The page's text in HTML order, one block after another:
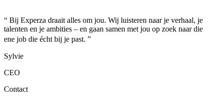
“ Bij Experza draait alles om jou. Wij luisteren naar je verhaal, je
talenten en je ambities – en gaan samen met jou op zoek naar die
ene job die écht bij je past. ”
Sylvie
CEO
Contact